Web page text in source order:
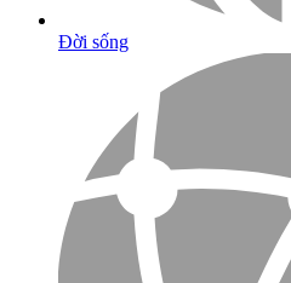
Đời sống